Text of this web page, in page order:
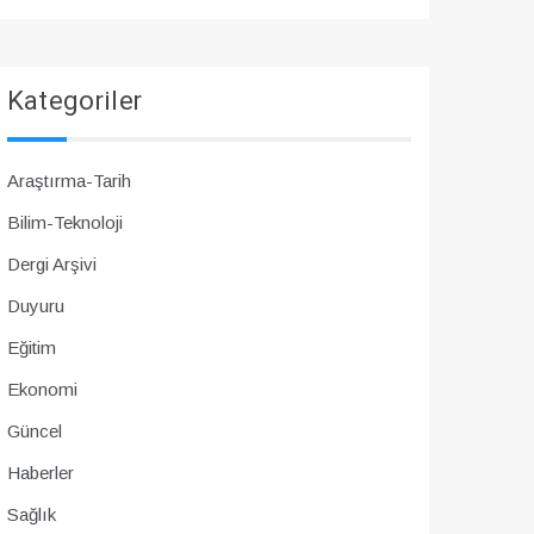
Kategoriler
Araştırma-Tarih
Bilim-Teknoloji
Dergi Arşivi
Duyuru
Eğitim
Ekonomi
Güncel
Haberler
Sağlık